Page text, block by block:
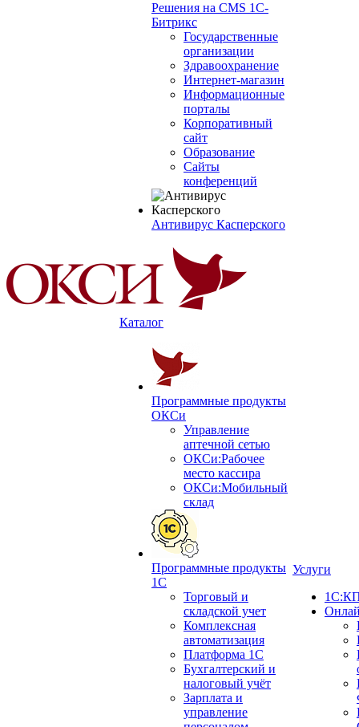
Решения на CMS 1С-
Битрикс
Государственные
организации
Здравоохранение
Интернет-магазин
Информационные
порталы
Корпоративный
сайт
Образование
Сайты
конференций
Антивирус Касперского
Каталог
Программные продукты
ОКСи
Управление
аптечной сетью
ОКСи:Рабочее
место кассира
ОКСи:Мобильный
склад
Программные продукты
1С
Торговый и
складской учет
Комплексная
автоматизация
Платформа 1С
Бухгалтерский и
налоговый учёт
Зарплата и
управление
Услуги